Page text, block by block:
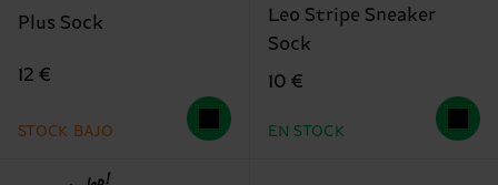
Plus Sock
12 €
STOCK BAJO
Leo Stripe Sneaker
Sock
10 €
EN STOCK